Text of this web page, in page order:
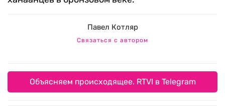
Павел Котляр
Связаться с автором
Объясняем происходящее. RTVI в Telegram